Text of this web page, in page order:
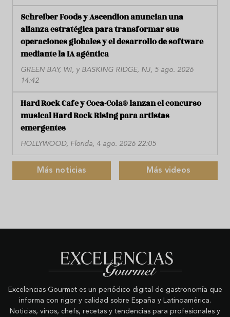
Schreiber Foods y Ascendion anuncian una
alianza estratégica para transformar sus
operaciones globales y el desarrollo de software
mediante la IA agéntica
GREEN BAY, WI, y BASKING RIDGE, NJ, 5 ago. 2026
14:42
Hard Rock Cafe y Coca-Cola® lanzan el concurso
musical Hard Rock Rising para artistas
emergentes
HOLLYWOOD, Florida, 4 ago. 2026 22:05
Más noticias Más videos
Excelencias Gourmet es un periódico digital de gastronomía que
informa con rigor y calidad sobre España y Latinoamérica.
Noticias, vinos, chefs, recetas y tendencias para profesionales y